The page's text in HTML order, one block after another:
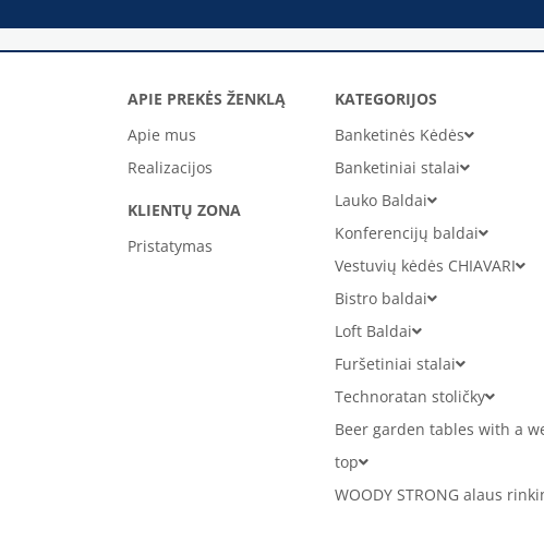
APIE PREKĖS ŽENKLĄ
Apie mus
Realizacijos
KLIENTŲ ZONA
Pristatymas
KATEGORIJOS
Banketinės Kėdės
Banketiniai stalai
Lauko Baldai
Konferencijų baldai
Vestuvių kėdės CHIAVARI
Bistro baldai
Loft Baldai
Furšetiniai stalai
Technoratan stoličky
Beer garden tables with a
top
WOODY STRONG alaus